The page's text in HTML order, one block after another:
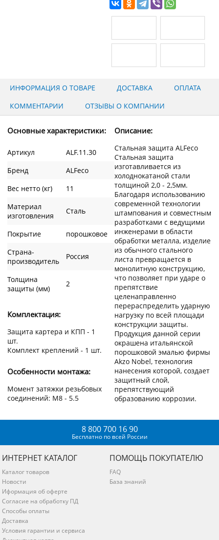
ИНФОРМАЦИЯ О ТОВАРЕ ДОСТАВКА
ОПЛАТА
КОММЕНТАРИИ
ОТЗЫВЫ О КОМПАНИИ
Основные характеристики:
Артикул
ALF.11.30
Бренд
ALFeco
Вес нетто (кг)
11
Материал
изготовления
Сталь
Покрытие
порошковое
Страна-
производитель
Россия
Толщина
защиты (мм)
2
Комплектация:
Защита картера и КПП - 1
шт.
Комплект креплений - 1 шт.
Особенности монтажа:
Момент затяжки резьбовых
соединений: М8 - 5.5
Описание:
Стальная защита ALFeco
Стальная защита
изготавливается из
холоднокатаной стали
толщиной 2,0 - 2,5мм.
Благодаря использованию
современной технологии
штампования и совместным
разработками с ведущими
инженерами в области
обработки металла, изделие
из обычного стального
листа превращается в
монолитную конструкцию,
что позволяет при ударе о
препятствие
целенаправленно
перераспределить ударную
нагрузку по всей площади
конструкции защиты.
Продукция данной серии
окрашена итальянской
порошковой эмалью фирмы
Akzo Nobel, технология
нанесения которой, создает
защитный слой,
препятствующий
образованию коррозии.
8 800 700 16 90
Бесплатно по всей России
ИНТЕРНЕТ КАТАЛОГ
Каталог товаров
Новости
Иформация об оферте
Согласие на обработку ПД
Способы оплаты
Доставка
Условия гарантии и сервиса
ПОМОЩЬ ПОКУПАТЕЛЮ
FAQ
База знаний